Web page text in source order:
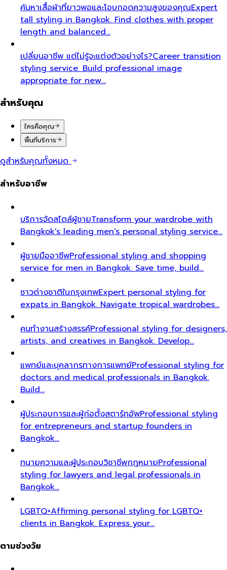
ค้นหาเสื้อผ้าที่ยาวพอและโอบกอดความสูงของคุณExpert
tall styling in Bangkok. Find clothes with proper
length and balanced…
เปลี่ยนอาชีพ แต่ไม่รู้จะแต่งตัวอย่างไร?Career transition
styling service. Build professional image
appropriate for new…
สำหรับคุณ
ใครคือคุณ
พื้นที่บริการ
ดูสำหรับคุณทั้งหมด
สำหรับอาชีพ
บริการจัดสไตล์ผู้ชายTransform your wardrobe with
Bangkok's leading men's personal styling service…
ผู้ชายมืออาชีพProfessional styling and shopping
service for men in Bangkok. Save time, build…
ชาวต่างชาติในกรุงเทพExpert personal styling for
expats in Bangkok. Navigate tropical wardrobes…
คนทำงานสร้างสรรค์Professional styling for designers,
artists, and creatives in Bangkok. Develop…
แพทย์และบุคลากรทางการแพทย์Professional styling for
doctors and medical professionals in Bangkok.
Build…
ผู้ประกอบการและผู้ก่อตั้งสตาร์ทอัพProfessional styling
for entrepreneurs and startup founders in
Bangkok…
ทนายความและผู้ประกอบวิชาชีพกฎหมายProfessional
styling for lawyers and legal professionals in
Bangkok…
LGBTQ+Affirming personal styling for LGBTQ+
clients in Bangkok. Express your…
ตามช่วงวัย